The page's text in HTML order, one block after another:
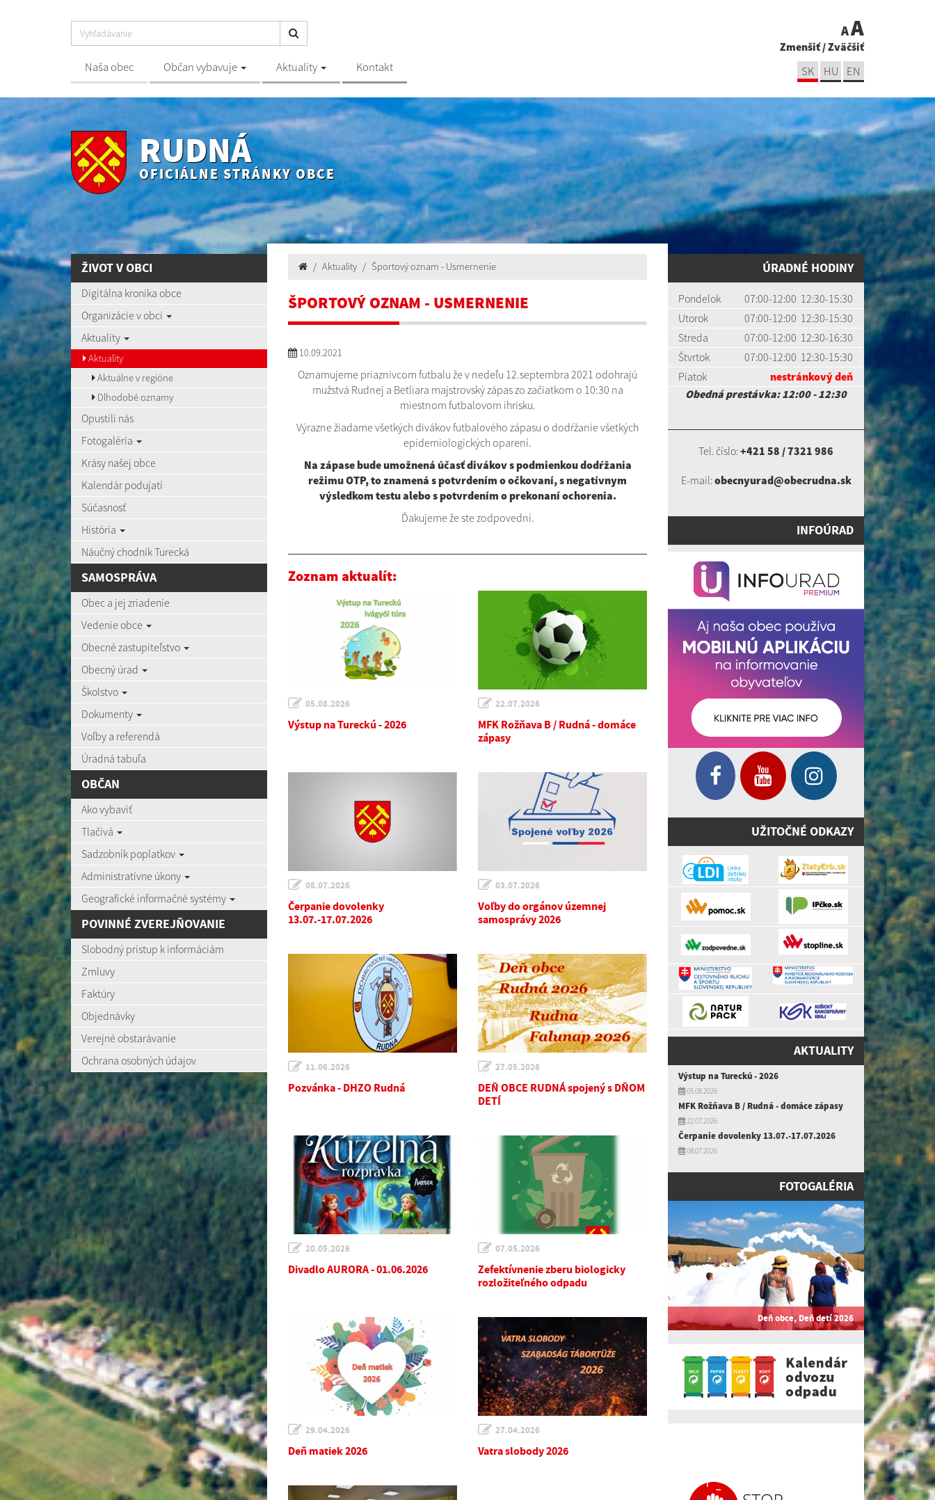
Naša obec Občan vybavuje Aktuality Kontakt
AA
Zmenšiť/Zväčšiť
SK HU EN
RUDNÁ
OFICIÁLNE STRÁNKY OBCE
ŽIVOT V OBCI
Digitálna kronika obce
Organizácie v obci
Aktuality
Aktuality
Aktuálne v regióne
Dlhodobé oznamy
Opustili nás
Fotogaléria
Krásy našej obce
Kalendár podujatí
Súčasnosť
História
Náučný chodník Turecká
SAMOSPRÁVA
Obec a jej zriadenie
Vedenie obce
Obecné zastupiteľstvo
Obecný úrad
Školstvo
Dokumenty
Voľby a referendá
Úradná tabuľa
OBČAN
Ako vybaviť
Tlačivá
Sadzobník poplatkov
Administratívne úkony
Geografické informačné systémy
POVINNÉ ZVEREJŇOVANIE
Slobodný prístup k informáciám
Zmluvy
Faktúry
Objednávky
Verejné obstarávanie
Ochrana osobných údajov
Aktuality Športový oznam - Usmernenie
ŠPORTOVÝ OZNAM - USMERNENIE
10.09.2021
Oznamujeme priaznivcom futbalu že v nedeľu 12.septembra 2021 odohrajú
mužstvá Rudnej a Betliara majstrovský zápas zo začiatkom o 10:30 na
miestnom futbalovom ihrisku.
Výrazne žiadame všetkých divákov futbalového zápasu o dodŕžanie všetkých
epidemiologických oparení.
Na zápase bude umožnená účasť divákov s podmienkou dodŕžania
režimu OTP, to znamená s potvrdením o očkovaní, s negatívnym
výsledkom testu alebo s potvrdením o prekonaní ochorenia.
Ďakujeme že ste zodpovední.
Zoznam aktualít:
05.08.2026
Výstup na Tureckú - 2026
22.07.2026
MFK Rožňava B / Rudná - domáce
zápasy
08.07.2026
Čerpanie dovolenky
13.07.-17.07.2026
03.07.2026
Voľby do orgánov územnej
samosprávy 2026
11.06.2026
Pozvánka - DHZO Rudná
27.05.2026
DEŇ OBCE RUDNÁ spojený s DŇOM
DETÍ
20.05.2026
Divadlo AURORA - 01.06.2026
07.05.2026
Zefektívnenie zberu biologicky
rozložiteľného odpadu
29.04.2026
Deň matiek 2026
27.04.2026
Vatra slobody 2026
ÚRADNÉ HODINY
Pondelok
07:00-12:00 12:30-15:30
Utorok
07:00-12:00 12:30-15:30
Streda
07:00-12:00 12:30-16:30
Štvrtok
07:00-12:00 12:30-15:30
Piatok
nestránkový deň
Obedná prestávka: 12:00 - 12:30
Tel. číslo:+421 58 / 7321 986
E-mail:obecnyurad@obecrudna.sk
INFOÚRAD
UŽITOČNÉ ODKAZY
AKTUALITY
Výstup na Tureckú - 2026
05.08.2026
MFK Rožňava B / Rudná - domáce zápasy
22.07.2026
Čerpanie dovolenky 13.07.-17.07.2026
08.07.2026
FOTOGALÉRIA
Deň obce, Deň detí 2026